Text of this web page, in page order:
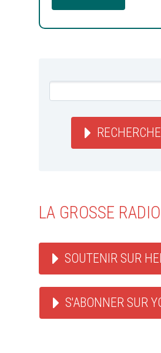
LA GROSSE RADIO
SOUTENIR SUR
S'ABONNER SUR